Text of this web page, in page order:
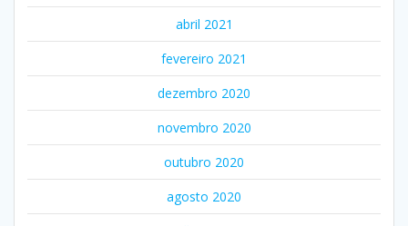
abril 2021
fevereiro 2021
dezembro 2020
novembro 2020
outubro 2020
agosto 2020